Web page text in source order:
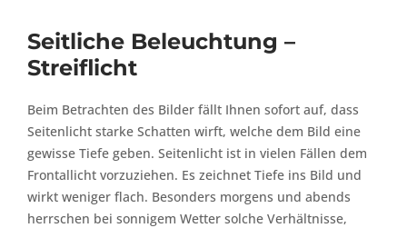
Seitliche Beleuchtung –
Streiflicht
Beim Betrachten des Bilder fällt Ihnen sofort auf, dass
Seitenlicht starke Schatten wirft, welche dem Bild eine
gewisse Tiefe geben. Seitenlicht ist in vielen Fällen dem
Frontallicht vorzuziehen. Es zeichnet Tiefe ins Bild und
wirkt weniger flach. Besonders morgens und abends
herrschen bei sonnigem Wetter solche Verhältnisse,